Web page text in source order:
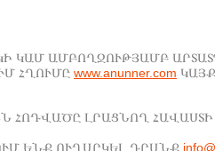
ԿԱՄ ԱՄԲՈՂՋՈՒԹՅԱՄԲ
ՀՂՈՒՄԸ www.anunner.com
ՀՈԴՎԱԾԸ ԼՐԱՑՆՈՂ ՀԱՎԱՍՏԻ
ԵՆՔ ՈՒՂԱՐԿԵԼ ԴՐԱՆՔ